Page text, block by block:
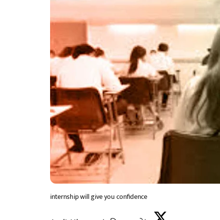
internship will give you confidence